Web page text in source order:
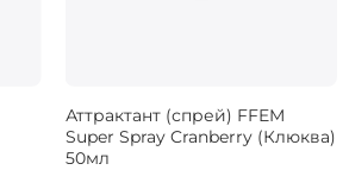
Аттрактант (спрей) FFEM
Super Spray Cranberry (Клюква)
50мл